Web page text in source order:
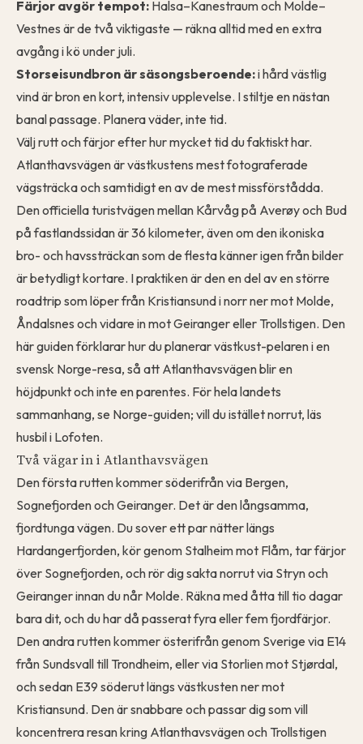
Färjor avgör tempot: Halsa–Kanestraum och Molde–
Vestnes är de två viktigaste — räkna alltid med en extra
avgång i kö under juli.
Storseisundbron är säsongsberoende:i hård västlig
vind är bron en kort, intensiv upplevelse. I stiltje en nästan
banal passage. Planera väder, inte tid.
Välj rutt och färjor efter hur mycket tid du faktiskt har.
Atlanthavsvägen är västkustens mest fotograferade
vägsträcka och samtidigt en av de mest missförstådda.
Den officiella turistvägen mellan Kårvåg på Averøy och Bud
på fastlandssidan är 36 kilometer, även om den ikoniska
bro- och havssträckan som de flesta känner igen från bilder
är betydligt kortare. I praktiken är den en del av en större
roadtrip som löper från Kristiansund i norr ner mot Molde,
Åndalsnes och vidare in mot Geiranger eller Trollstigen. Den
här guiden förklarar hur du planerar västkust-pelaren i en
svensk Norge-resa, så att Atlanthavsvägen blir en
höjdpunkt och inte en parentes. För hela landets
sammanhang, se Norge-guiden; vill du istället norrut, läs
husbil i Lofoten.
Två vägar in i Atlanthavsvägen
Den första rutten kommer söderifrån via Bergen,
Sognefjorden och Geiranger. Det är den långsamma,
fjordtunga vägen. Du sover ett par nätter längs
Hardangerfjorden, kör genom Stalheim mot Flåm, tar färjor
över Sognefjorden, och rör dig sakta norrut via Stryn och
Geiranger innan du når Molde. Räkna med åtta till tio dagar
bara dit, och du har då passerat fyra eller fem fjordfärjor.
Den andra rutten kommer österifrån genom Sverige via E14
från Sundsvall till Trondheim, eller via Storlien mot Stjørdal,
och sedan E39 söderut längs västkusten ner mot
Kristiansund. Den är snabbare och passar dig som vill
koncentrera resan kring Atlanthavsvägen och Trollstigen